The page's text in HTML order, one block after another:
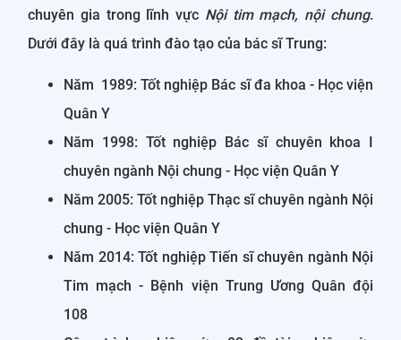
chuyên gia trong lĩnh vực Nội tim mạch, nội chung.
Dưới đây là quá trình đào tạo của bác sĩ Trung:
Năm 1989: Tốt nghiệp Bác sĩ đa khoa - Học viện
Quân Y
Năm 1998: Tốt nghiệp Bác sĩ chuyên khoa I
chuyên ngành Nội chung - Học viện Quân Y
Năm 2005: Tốt nghiệp Thạc sĩ chuyên ngành Nội
chung - Học viện Quân Y
Năm 2014: Tốt nghiệp Tiến sĩ chuyên ngành Nội
Tim mạch - Bệnh viện Trung Ương Quân đội
108